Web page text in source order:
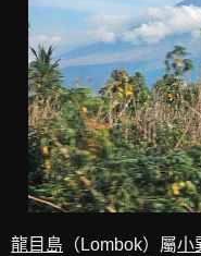
龍目島 （Lombok）屬小